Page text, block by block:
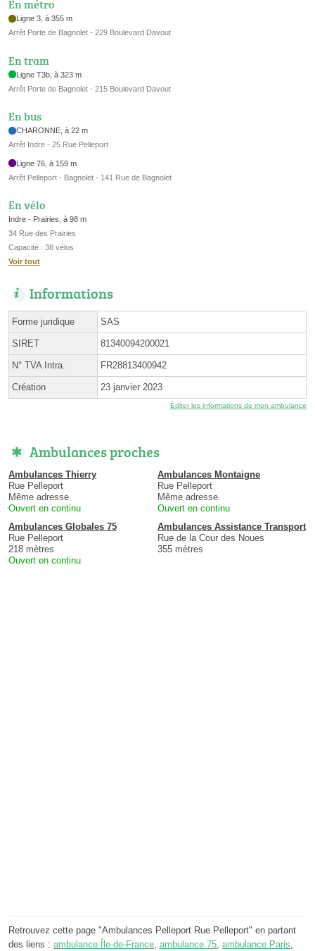
En métro
Ligne 3, à 355 m
Arrêt Porte de Bagnolet - 229 Boulevard Davout
En tram
Ligne T3b, à 323 m
Arrêt Porte de Bagnolet - 215 Boulevard Davout
En bus
CHARONNE, à 22 m
Arrêt Indre - 25 Rue Pelleport
Ligne 76, à 159 m
Arrêt Pelleport - Bagnolet - 141 Rue de Bagnolet
En vélo
Indre - Prairies, à 98 m
34 Rue des Prairies
Capacité : 38 vélos
Voir tout
Informations
Forme juridique SAS
SIRET 81340094200021
N° TVA Intra. FR28813400942
Création 23 janvier 2023
Éditer les informations de mon ambulance
Ambulances proches
Ambulances Thierry
Rue Pelleport
Même adresse
Ouvert en continu
Ambulances Montaigne
Rue Pelleport
Même adresse
Ouvert en continu
Ambulances Globales 75
Rue Pelleport
218 mètres
Ouvert en continu
Ambulances Assistance Transport
Rue de la Cour des Noues
355 mètres
Retrouvez cette page "Ambulances Pelleport Rue Pelleport" en partant
des liens : ambulance Île-de-France, ambulance 75, ambulance Paris,